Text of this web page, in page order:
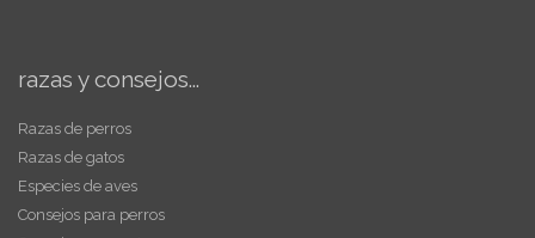
razas y consejos...
Razas de perros
Razas de gatos
Especies de aves
Consejos para perros